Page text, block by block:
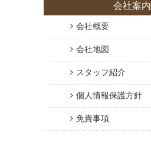
会社案内
会社概要
会社地図
スタッフ紹介
個人情報保護方針
免責事項